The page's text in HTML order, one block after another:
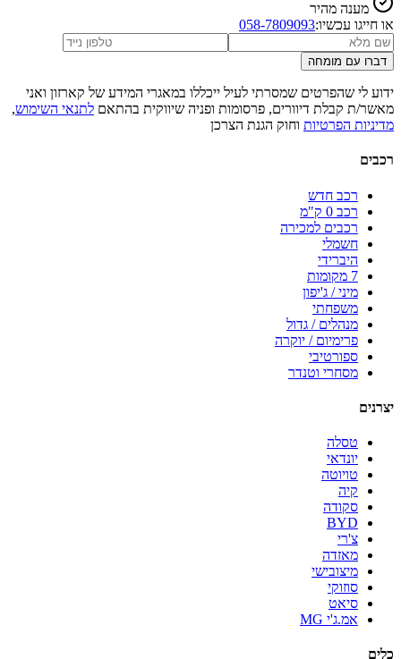
מענה מהיר
או חייגו עכשיו:058-7809093
דברו עם מומחה
ידוע לי שהפרטים שמסרתי לעיל ייכללו במאגרי המידע של קארזון ואני
מאשר/ת קבלת דיוורים, פרסומות ופניה שיווקית בהתאם לתנאי השימוש,
מדיניות הפרטיות וחוק הגנת הצרכן
רכבים
רכב חדש
רכב 0 ק"מ
רכבים למכירה
חשמלי
היברידי
7 מקומות
מיני / ג'יפון
משפחתי
מנהלים / גדול
פרימיום / יוקרה
ספורטיבי
מסחרי וטנדר
יצרנים
טסלה
יונדאי
טויוטה
קיה
סקודה
BYD
צ'רי
מאזדה
מיצובישי
סוזוקי
סיאט
אמ.ג'י MG
כלים